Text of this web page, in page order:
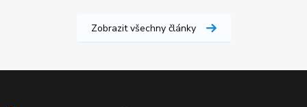
Zobrazit všechny články